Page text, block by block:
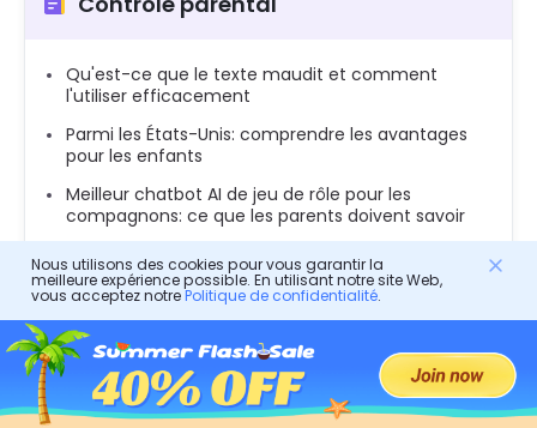
Qu'est-ce que le texte maudit et comment
l'utiliser efficacement
Parmi les États-Unis: comprendre les avantages
pour les enfants
Meilleur chatbot AI de jeu de rôle pour les
compagnons: ce que les parents doivent savoir
Adoptez-moi Roblox: qu'est-ce que c'est et est-
ce sûr
engagé
Dévoiler Zaddy Slang: Signification, utilisation,
tendance et comment parler des parents à
parler
Nous utilisons des cookies pour vous garantir la
meilleure expérience possible. En utilisant notre site Web,
vous acceptez notrePolitique de confidentialité.